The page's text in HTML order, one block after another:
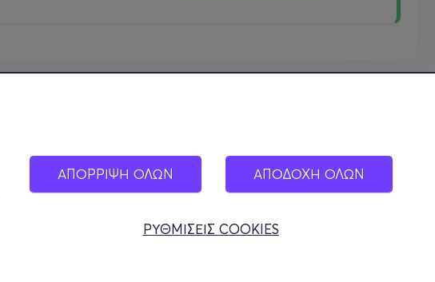
ΑΠΟΡΡΙΨΗ ΟΛΩΝ ΑΠΟΔΟΧΗ ΟΛΩΝ
ΡΥΘΜΙΣΕΙΣ COOKIES